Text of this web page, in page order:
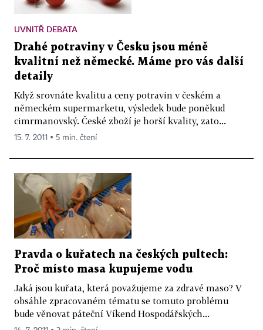
UVNITŘ DEBATA
Drahé potraviny v Česku jsou méně
kvalitní než německé. Máme pro vás další
detaily
Když srovnáte kvalitu a ceny potravin v českém a
německém supermarketu, výsledek bude poněkud
cimrmanovský. České zboží je horší kvality, zato...
15. 7. 2011 ▪ 5 min. čtení
Pravda o kuřatech na českých pultech:
Proč místo masa kupujeme vodu
Jaká jsou kuřata, která považujeme za zdravé maso? V
obsáhle zpracovaném tématu se tomuto problému
bude věnovat páteční Víkend Hospodářských...